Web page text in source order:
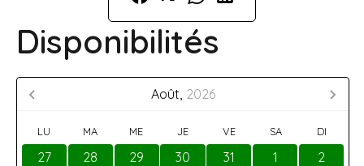
Disponibilités
Août, 2026
LU MA ME JE VE SA DI
27 28 29 30 31 1
2